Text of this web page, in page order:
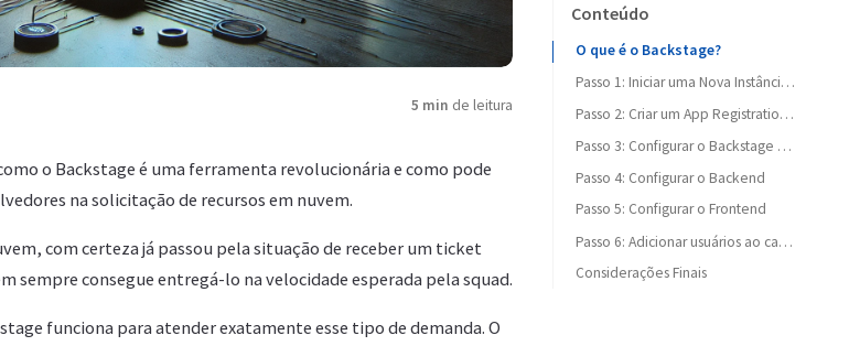
5 min de leitura
o Backstage é uma ferramenta revolucionária e como pode
na solicitação de recursos em nuvem.
com certeza já passou pela situação de receber um ticket
sempre consegue entregá-lo na velocidade esperada pela squad.
funciona para atender exatamente esse tipo de demanda. O
Conteúdo
O que é o Backstage?
Passo 1: Iniciar uma Nova Instância do Backstage
Passo 2: Criar um App Registration no Entra ID
Como Registrar um Aplicativo no Entra ID
Passo 3: Configurar o Backstage para Usar o Entra ID
Passo 4: Configurar o Backend
Passo 5: Configurar o Frontend
Passo 6: Adicionar usuários ao catálogo do Backstage
Considerações Finais